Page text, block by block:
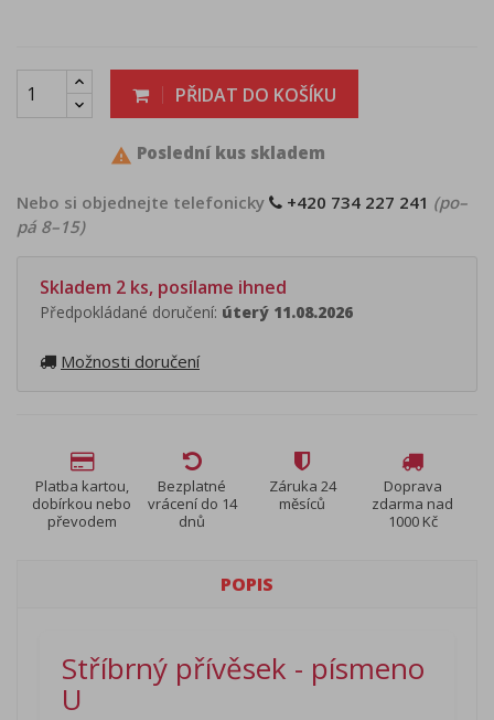
PŘIDAT DO KOŠÍKU
 Poslední kus skladem
Nebo si objednejte telefonicky +420 734 227 241 (po–
pá 8–15)
Skladem 2 ks, posílame ihned
Předpokládané doručení: úterý 11.08.2026
Možnosti doručení
Platba kartou,
dobírkou nebo
převodem
Bezplatné
vrácení do 14
dnů
Záruka 24
měsíců
Doprava
zdarma nad
1000 Kč
POPIS
Stříbrný přívěsek - písmeno
U